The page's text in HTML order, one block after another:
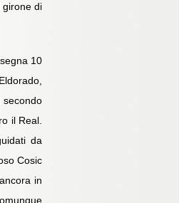
girone di
10
il Real.
da
Cosic
in